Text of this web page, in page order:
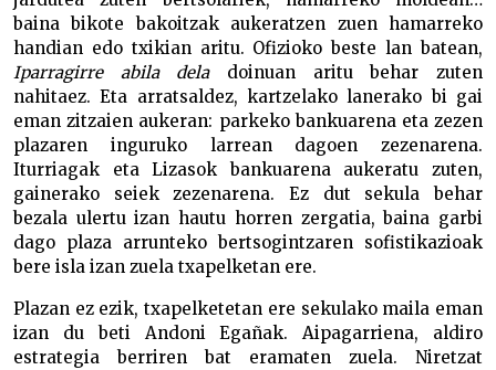
baina bikote bakoitzak aukeratzen zuen hamarreko
handian edo txikian aritu. Ofizioko beste lan batean,
Iparragirre abila deladoinuan aritu behar zuten
nahitaez. Eta arratsaldez, kartzelako lanerako bi gai
eman zitzaien aukeran: parkeko bankuarena eta zezen
plazaren inguruko larrean dagoen zezenarena.
Iturriagak eta Lizasok bankuarena aukeratu zuten,
gainerako seiek zezenarena. Ez dut sekula behar
bezala ulertu izan hautu horren zergatia, baina garbi
dago plaza arrunteko bertsogintzaren sofistikazioak
bere isla izan zuela txapelketan ere.
Plazan ez ezik, txapelketetan ere sekulako maila eman
izan du beti Andoni Egañak. Aipagarriena, aldiro
estrategia berriren bat eramaten zuela. Niretzat